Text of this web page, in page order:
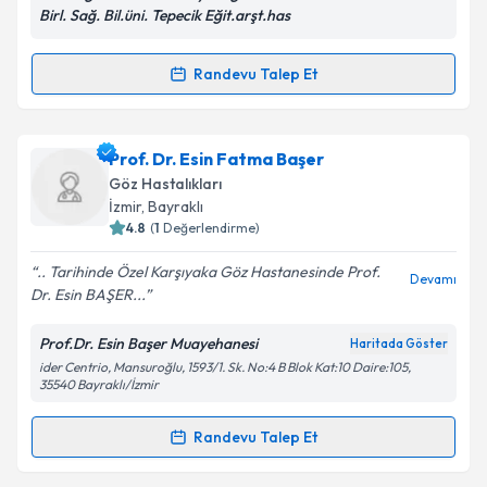
Kişisel verilerimin işlenmesine ilişkinAydınlatma
Takvim Talebini Gönder
Birl. Sağ. Bil.üni. Tepecik Eğit.arşt.has
Randevu Talep Et
Randevu Takvimi Talebi
Dr. Berna Yüceiçin randevu takvimi talebi oluşturun.
Size bu uzmandan randevu almanız için bir takvim
hazırlandığında e-posta ile bilgilendireceğiz.
Kişisel verilerimin işlenmesine ilişkin
Aydınlatma
Metni'ni okudum ve kişisel verilerimin belirtilen
kapsamda işlenmesini kabul ediyorum.
Takvim Talebini Gönder
Prof. Dr. Esin Fatma Başer
Göz Hastalıkları
İzmir, Bayraklı
4.8 (1 Değerlendirme)
.. Tarihinde Özel Karşıyaka Göz Hastanesinde Prof.
Dr. Esin BAŞER...
Devamı
Prof.Dr. Esin Başer Muayehanesi Haritada Göster
ider Centrio, Mansuroğlu, 1593/1. Sk. No:4 B Blok Kat:10 Daire:105,
35540 Bayraklı/İzmir
Randevu Talep Et
Randevu Takvimi Talebi